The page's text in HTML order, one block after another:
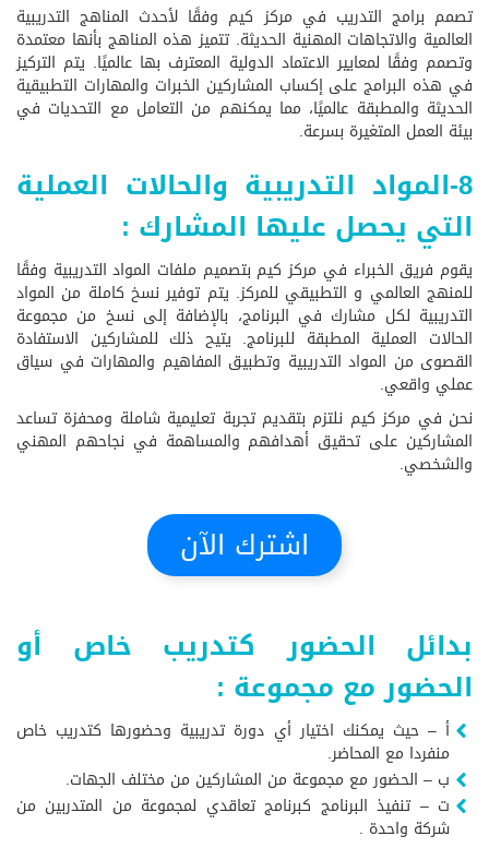
تصمم برامج التدريب في مركز كيم وفقًا لأحدث المناهج التدريبية
العالمية والاتجاهات المهنية الحديثة. تتميز هذه المناهج بأنها معتمدة
وتصمم وفقًا لمعايير الاعتماد الدولية المعترف بها عالميًا. يتم التركيز
في هذه البرامج على إكساب المشاركين الخبرات والمهارات التطبيقية
الحديثة والمطبقة عالميًا، مما يمكنهم من التعامل مع التحديات في
بيئة العمل المتغيرة بسرعة.
8-المواد التدريبية والحالات العملية
التي يحصل عليها المشارك :
يقوم فريق الخبراء في مركز كيم بتصميم ملفات المواد التدريبية وفقًا
للمنهج العالمي و التطبيقي للمركز. يتم توفير نسخ كاملة من المواد
التدريبية لكل مشارك في البرنامج، بالإضافة إلى نسخ من مجموعة
الحالات العملية المطبقة للبرنامج. يتيح ذلك للمشاركين الاستفادة
القصوى من المواد التدريبية وتطبيق المفاهيم والمهارات في سياق
عملي واقعي.
نحن في مركز كيم نلتزم بتقديم تجربة تعليمية شاملة ومحفزة تساعد
المشاركين على تحقيق أهدافهم والمساهمة في نجاحهم المهني
والشخصي.
اشترك الآن
بدائل الحضور كتدريب خاص أو
الحضور مع مجموعة :
أ – حيث يمكنك اختيار أي دورة تدريبية وحضورها كتدريب خاص
منفردا مع المحاضر.
ب – الحضور مع مجموعة من المشاركين من مختلف الجهات.
ت – تنفيذ البرنامج كبرنامج تعاقدي لمجموعة من المتدربين من
شركة واحدة .